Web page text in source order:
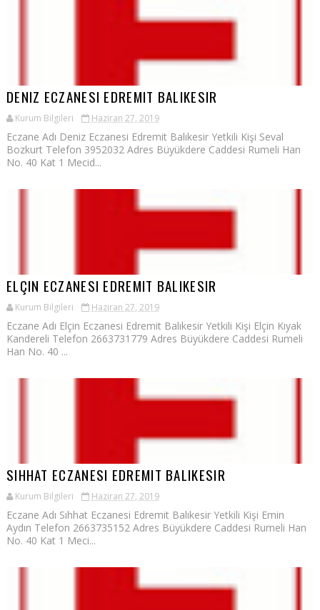
DENIZ ECZANESI EDREMIT BALIKESIR
Kurum Bilgileri Haziran 27, 2019
Eczane Adı Deniz Eczanesi Edremit Balıkesir Yetkili Kişi Seval
Bozkurt Telefon 3952032 Adres Büyükdere Caddesi Rumeli Han
No. 40 Kat 1 Mecid...
ELÇIN ECZANESI EDREMIT BALIKESIR
Kurum Bilgileri Haziran 27, 2019
Eczane Adı Elçin Eczanesi Edremit Balıkesir Yetkili Kişi Elçin Kıyak
Kandereli Telefon 2663731779 Adres Büyükdere Caddesi Rumeli
Han No. 40 ...
SIHHAT ECZANESI EDREMIT BALIKESIR
Kurum Bilgileri Haziran 27, 2019
Eczane Adı Sıhhat Eczanesi Edremit Balıkesir Yetkili Kişi Emin
Aydın Telefon 2663735152 Adres Büyükdere Caddesi Rumeli Han
No. 40 Kat 1 Meci...